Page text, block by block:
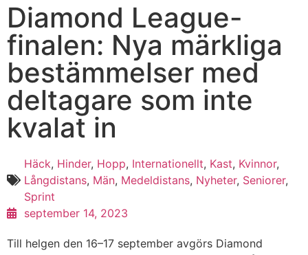
Diamond League-
finalen: Nya märkliga
bestämmelser med
deltagare som inte
kvalat in
Häck, Hinder, Hopp, Internationellt, Kast, Kvinnor,
Långdistans, Män, Medeldistans, Nyheter, Seniorer,
Sprint
september 14, 2023
Till helgen den 16–17 september avgörs Diamond